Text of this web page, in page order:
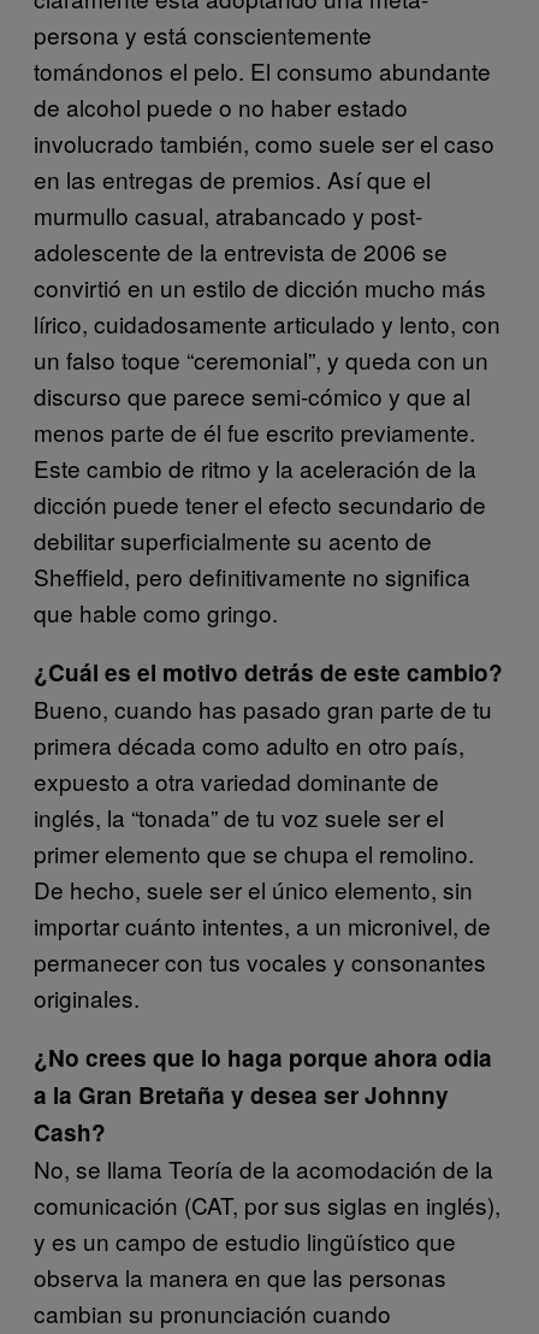
persona y está conscientemente
tomándonos el pelo. El consumo abundante
de alcohol puede o no haber estado
involucrado también, como suele ser el caso
en las entregas de premios. Así que el
murmullo casual, atrabancado y post-
adolescente de la entrevista de 2006 se
convirtió en un estilo de dicción mucho más
lírico, cuidadosamente articulado y lento, con
un falso toque “ceremonial”, y queda con un
discurso que parece semi-cómico y que al
menos parte de él fue escrito previamente.
Este cambio de ritmo y la aceleración de la
dicción puede tener el efecto secundario de
debilitar superficialmente su acento de
Sheffield, pero definitivamente no significa
que hable como gringo.
¿Cuál es el motivo detrás de este cambio?
Bueno, cuando has pasado gran parte de tu
primera década como adulto en otro país,
expuesto a otra variedad dominante de
inglés, la “tonada” de tu voz suele ser el
primer elemento que se chupa el remolino.
De hecho, suele ser el único elemento, sin
importar cuánto intentes, a un micronivel, de
permanecer con tus vocales y consonantes
originales.
¿No crees que lo haga porque ahora odia
a la Gran Bretaña y desea ser Johnny
Cash?
No, se llama Teoría de la acomodación de la
comunicación (CAT, por sus siglas en inglés),
y es un campo de estudio lingüístico que
observa la manera en que las personas
cambian su pronunciación cuando